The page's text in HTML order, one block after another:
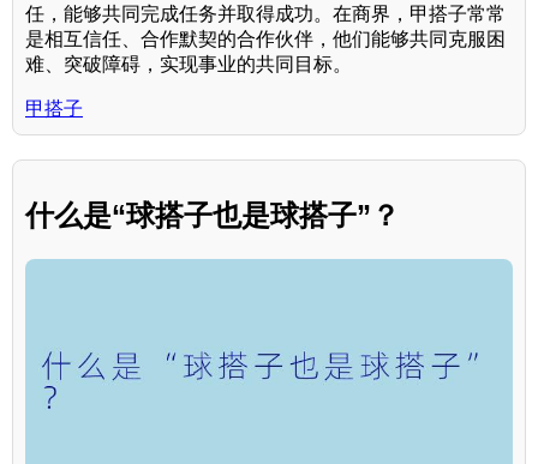
任，能够共同完成任务并取得成功。在商界，甲搭子常常
是相互信任、合作默契的合作伙伴，他们能够共同克服困
难、突破障碍，实现事业的共同目标。
甲搭子
什么是“球搭子也是球搭子”？